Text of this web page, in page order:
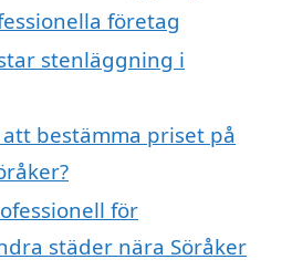
företag
stenläggning i
bestämma priset på
för
städer nära Söråker